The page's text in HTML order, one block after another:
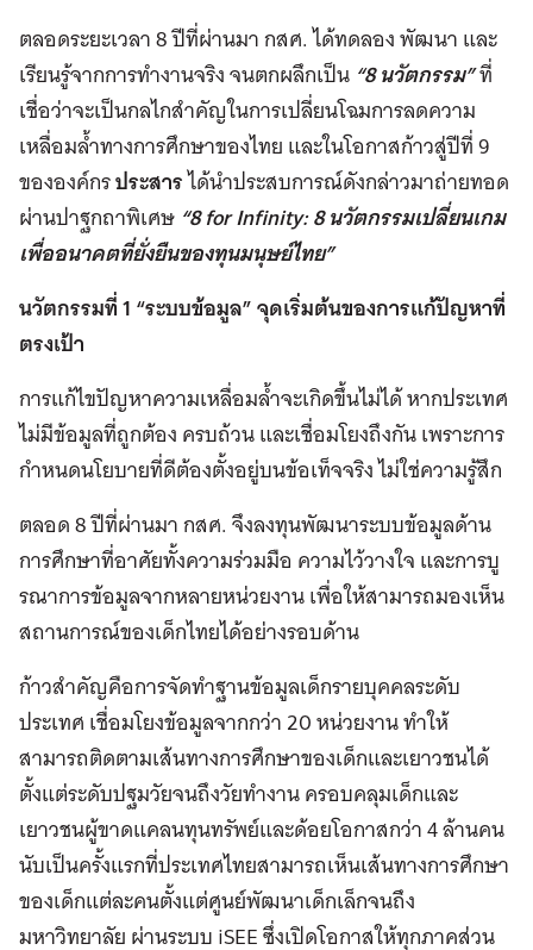
ตลอดระยะเวลา 8 ปีที่ผ่านมา กสศ. ได้ทดลอง พัฒนา และ
เรียนรู้จากการทำงานจริง จนตกผลึกเป็น “8 นวัตกรรม”ที่
เชื่อว่าจะเป็นกลไกสำคัญในการเปลี่ยนโฉมการลดความ
เหลื่อมล้ำทางการศึกษาของไทย และในโอกาสก้าวสู่ปีที่ 9
ขององค์กรประสารได้นำประสบการณ์ดังกล่าวมาถ่ายทอด
ผ่านปาฐกถาพิเศษ “8 for Infinity: 8 นวัตกรรมเปลี่ยนเกม
เพื่ออนาคตที่ยั่งยืนของทุนมนุษย์ไทย”
นวัตกรรมที่ 1 “ระบบข้อมูล” จุดเริ่มต้นของการแก้ปัญหาที่
ตรงเป้า
การแก้ไขปัญหาความเหลื่อมล้ำจะเกิดขึ้นไม่ได้ หากประเทศ
ไม่มีข้อมูลที่ถูกต้อง ครบถ้วน และเชื่อมโยงถึงกัน เพราะการ
กำหนดนโยบายที่ดีต้องตั้งอยู่บนข้อเท็จจริง ไม่ใช่ความรู้สึก
ตลอด 8 ปีที่ผ่านมา กสศ. จึงลงทุนพัฒนาระบบข้อมูลด้าน
การศึกษาที่อาศัยทั้งความร่วมมือ ความไว้วางใจ และการบู
รณาการข้อมูลจากหลายหน่วยงาน เพื่อให้สามารถมองเห็น
สถานการณ์ของเด็กไทยได้อย่างรอบด้าน
ก้าวสำคัญคือการจัดทำฐานข้อมูลเด็กรายบุคคลระดับ
ประเทศ เชื่อมโยงข้อมูลจากกว่า 20 หน่วยงาน ทำให้
สามารถติดตามเส้นทางการศึกษาของเด็กและเยาวชนได้
ตั้งแต่ระดับปฐมวัยจนถึงวัยทำงาน ครอบคลุมเด็กและ
เยาวชนผู้ขาดแคลนทุนทรัพย์และด้อยโอกาสกว่า 4 ล้านคน
นับเป็นครั้งแรกที่ประเทศไทยสามารถเห็นเส้นทางการศึกษา
ของเด็กแต่ละคนตั้งแต่ศูนย์พัฒนาเด็กเล็กจนถึง
มหาวิทยาลัย ผ่านระบบ iSEE ซึ่งเปิดโอกาสให้ทุกภาคส่วน